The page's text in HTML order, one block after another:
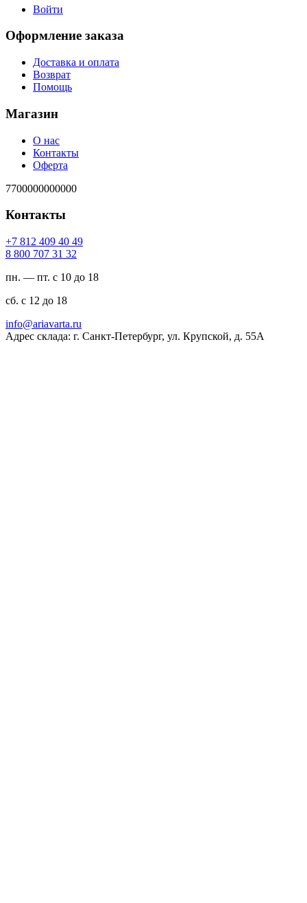
Войти
Оформление заказа
Доставка и оплата
Возврат
Помощь
Магазин
О нас
Контакты
Оферта
7700000000000
Контакты
94 04 904 218 7+
23 13 707 008 8
пн. — пт. с 10 до 18
сб. с 12 до 18
ur.atravaira@ofni
Адрес склада: г. Санкт-Петербург, ул. Крупской, д. 55А